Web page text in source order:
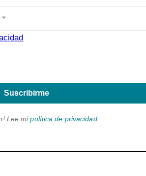
Suscribirme
Lee mipolítica de privacidad.